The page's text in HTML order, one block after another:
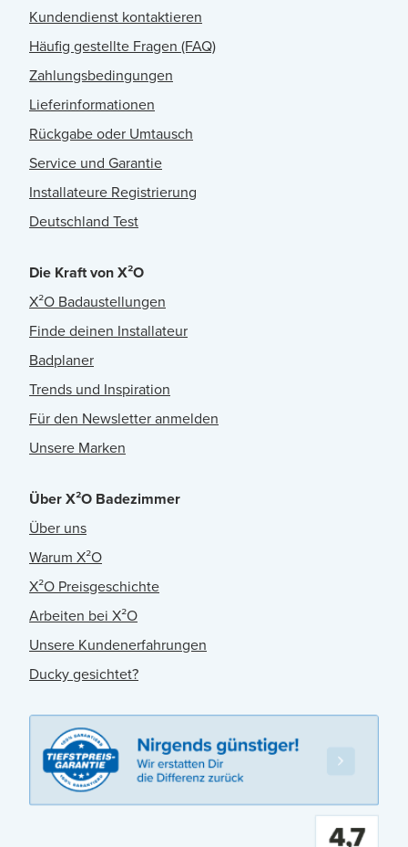
Kundendienst kontaktieren
Häufig gestellte Fragen (FAQ)
Zahlungsbedingungen
Lieferinformationen
Rückgabe oder Umtausch
Service und Garantie
Installateure Registrierung
Deutschland Test
Die Kraft von X²O
X²O Badaustellungen
Finde deinen Installateur
Badplaner
Trends und Inspiration
Für den Newsletter anmelden
Unsere Marken
Über X²O Badezimmer
Über uns
Warum X²O
X²O Preisgeschichte
Arbeiten bei X²O
Unsere Kundenerfahrungen
Ducky gesichtet?